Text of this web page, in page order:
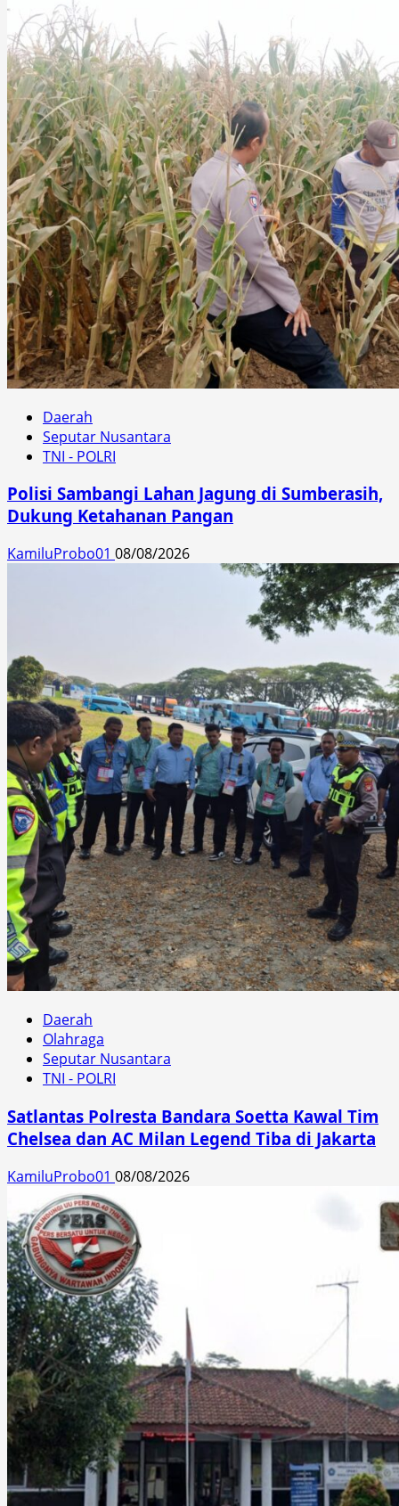
Daerah
Seputar Nusantara
TNI - POLRI
Polisi Sambangi Lahan Jagung di Sumberasih,
Dukung Ketahanan Pangan
KamiluProbo01 08/08/2026
Daerah
Olahraga
Seputar Nusantara
TNI - POLRI
Satlantas Polresta Bandara Soetta Kawal Tim
Chelsea dan AC Milan Legend Tiba di Jakarta
KamiluProbo01 08/08/2026